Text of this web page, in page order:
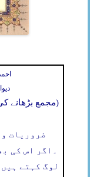
(مجمع بڑھانے
ضروریات و
اگر اس کی
لوگ کہتے